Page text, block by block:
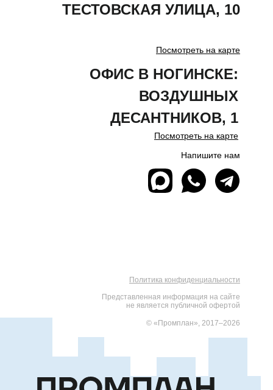
ТЕСТОВСКАЯ УЛИЦА, 10
Напишите нам
ОФИС В НОГИНСКЕ:
ВОЗДУШНЫХ
ДЕСАНТНИКОВ, 1
Посмотреть на карте
Посмотреть на карте
Представленная информация на сайте
не является публичной офертой
Политика конфиденциальности
© «Промплан», 2017–2026